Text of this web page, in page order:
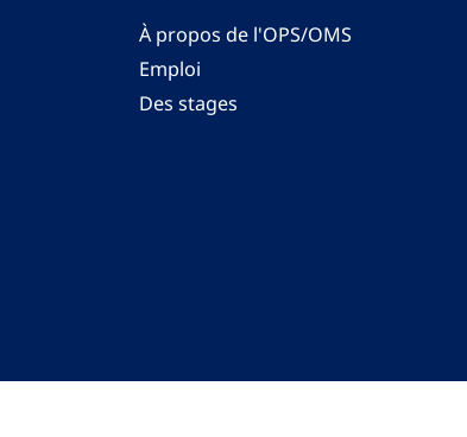
À propos de l'OPS/OMS
Emploi
Des stages